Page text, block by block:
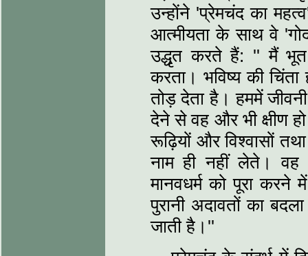
उन्‍होंने 'प्रेमचंद का
आत्‍मीयता के साथ वे
उद्धृत करते हैं: '' मैं भूत
करता। भविष्‍य की
तोड़ देता है। हममें
देने से वह और भी क्षीण
रूढ़ियों और विश्‍वासों
नाम ही नहीं लेते। वह
मानवधर्म को पूरा करने
पुरानी अदावतों का
जाती है।''